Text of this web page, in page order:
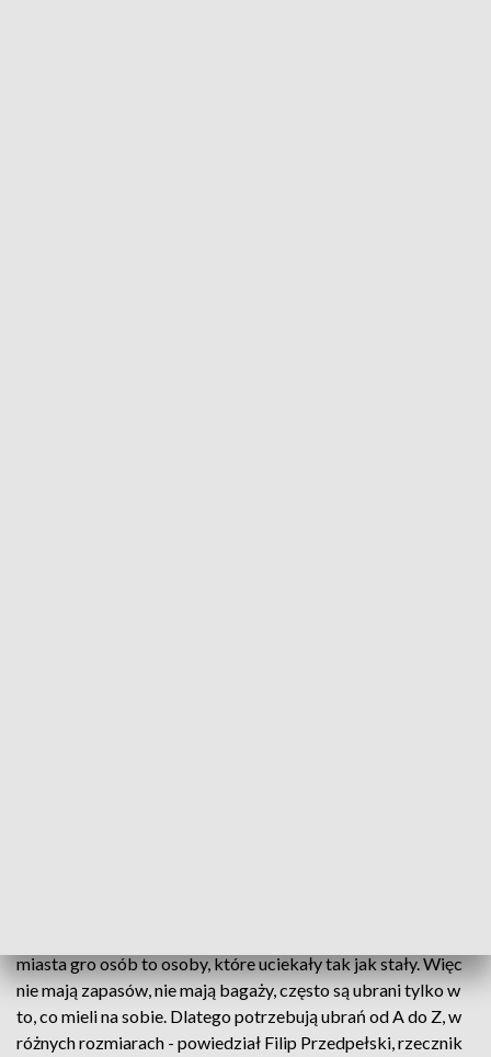
miasta gro osób to osoby, które uciekały tak jak stały. Więc
nie mają zapasów, nie mają bagaży, często są ubrani tylko w
to, co mieli na sobie. Dlatego potrzebują ubrań od A do Z, w
różnych rozmiarach - powiedział Filip Przedpełski, rzecznik